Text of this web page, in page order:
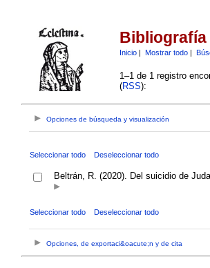
Inicio| Mostrar todo|
1–1 de 1 registro
(RSS):
Opciones de búsqueda y visualización
Seleccionar todo Deseleccionar todo
Beltrán, R. (2020). Del suicidio de
Seleccionar todo Deseleccionar todo
Opciones, de exportaci&oacute;n y de cita